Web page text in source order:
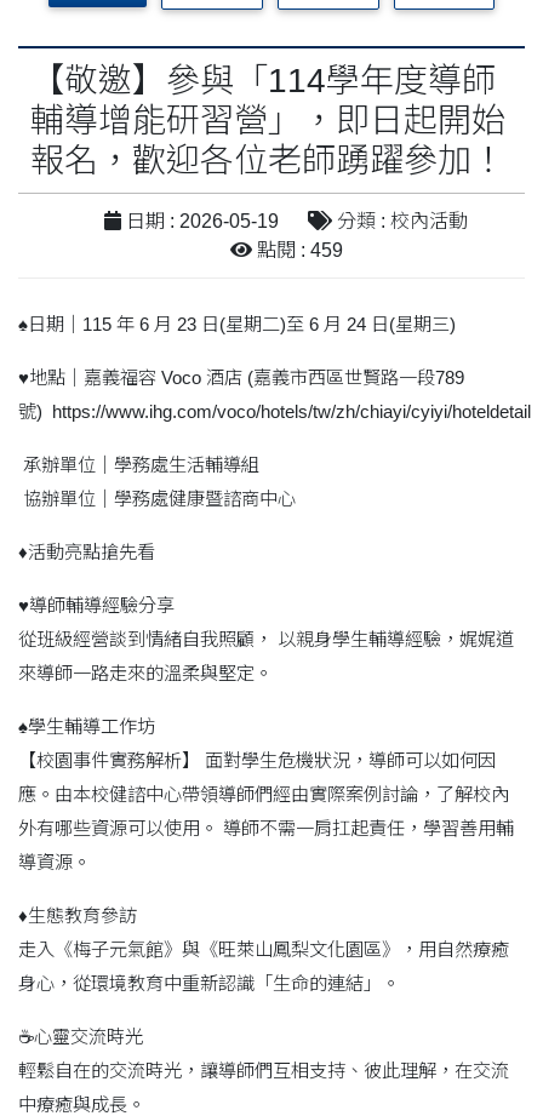
【敬邀】參與「114學年度導師
輔導增能研習營」，即日起開始
報名，歡迎各位老師踴躍參加！
日期 : 2026-05-19
分類 : 校內活動
點閱 : 459
♠️日期｜115 年 6 月 23 日(星期二)至 6 月 24 日(星期三)
♥️地點｜嘉義福容 Voco 酒店 (嘉義市西區世賢路一段789
號) https://www.ihg.com/voco/hotels/tw/zh/chiayi/cyiyi/hoteldetail
承辦單位｜學務處生活輔導組
協辦單位｜學務處健康暨諮商中心
♦️活動亮點搶先看
♥️導師輔導經驗分享
從班級經營談到情緒自我照顧， 以親身學生輔導經驗，娓娓道
來導師一路走來的溫柔與堅定。
♠️學生輔導工作坊
【校園事件實務解析】 面對學生危機狀況，導師可以如何因
應。由本校健諮中心帶領導師們經由實際案例討論，了解校內
外有哪些資源可以使用。 導師不需一肩扛起責任，學習善用輔
導資源。
♦️生態教育參訪
走入《梅子元氣館》與《旺萊山鳳梨文化園區》，用自然療癒
身心，從環境教育中重新認識「生命的連結」。
☕️心靈交流時光
輕鬆自在的交流時光，讓導師們互相支持、彼此理解，在交流
中療癒與成長。